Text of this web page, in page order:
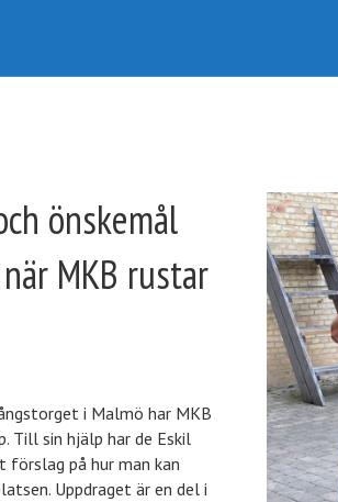
önskemål
MKB rustar
i Malmö har MKB
Till sin hjälp har de Eskil
på hur man kan
Uppdraget är en del i